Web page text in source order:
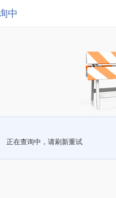
中
正在查询中，请刷新重试